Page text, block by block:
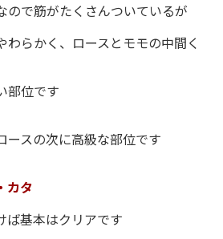
ので筋がたくさんついているが
わらかく、ロースとモモの中間く
部位です
ースの次に高級な部位です
カタ
ば基本はクリアです